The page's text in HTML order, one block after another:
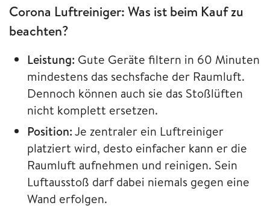
Corona Luftreiniger: Was ist beim Kauf zu
beachten?
Leistung: Gute Geräte filtern in 60 Minuten
mindestens das sechsfache der Raumluft.
Dennoch können auch sie das Stoßlüften
nicht komplett ersetzen.
Position:Je zentraler ein Luftreiniger
platziert wird, desto einfacher kann er die
Raumluft aufnehmen und reinigen. Sein
Luftausstoß darf dabei niemals gegen eine
Wand erfolgen.